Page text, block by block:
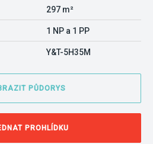
297 m²
1 NP a 1 PP
Y&T-5H35M
PŮDORYS
PROHLÍDKU